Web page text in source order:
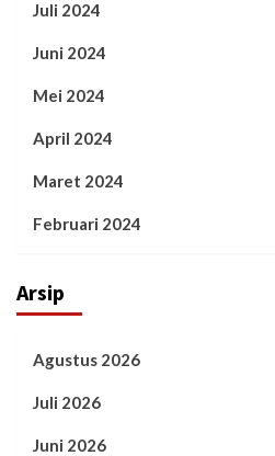
Juli 2024
Juni 2024
Mei 2024
April 2024
Maret 2024
Februari 2024
Arsip
Agustus 2026
Juli 2026
Juni 2026